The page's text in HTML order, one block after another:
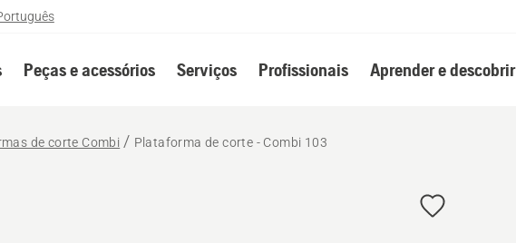
Peças e acessórios Serviços Profissionais Aprender e descobrir
de corte Combi Plataforma de corte - Combi 103